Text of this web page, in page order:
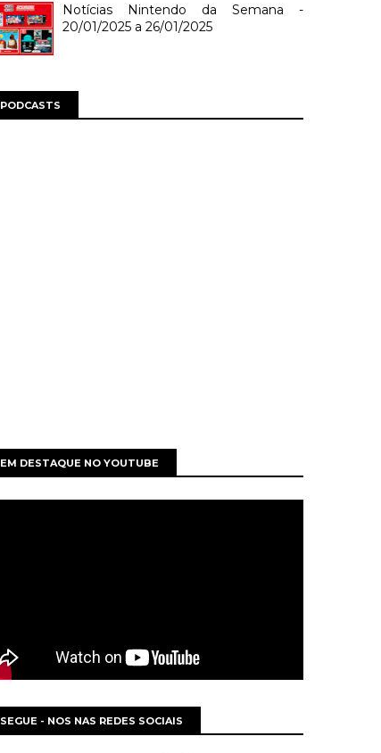
Notícias Nintendo da Semana -
20/01/2025 a 26/01/2025
PODCASTS
EM DESTAQUE NO YOUTUBE
SEGUE - NOS NAS REDES SOCIAIS